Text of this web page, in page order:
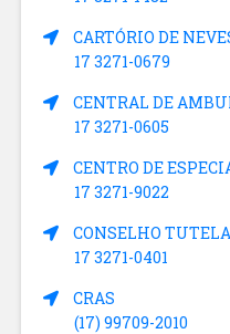
CARTÓRIO DE
17 3271-0679
CENTRAL DE
17 3271-0605
CENTRO DE
17 3271-9022
CONSELHO
17 3271-0401
CRAS
(17) 99709-2010